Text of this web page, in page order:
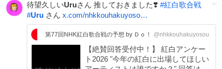
待望久しいUruさん 推しておきました❣️ #紅白歌合戦
#Uru さん x.com/nhkkouhakuyoso…
第77回NHK紅白歌合戦の予想 by Ｄｏ！ @nhkkouhakuyosou
【絶賛回答受付中！】 紅白アンケー
ト2026 "今年の紅白に出場してほしい